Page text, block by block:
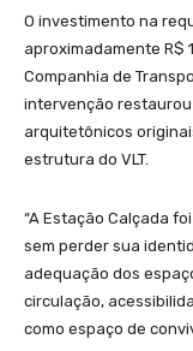
O investimento na
aproximadamente R$
Companhia de
intervenção
arquitetônicos
estrutura do VLT.
“A Estação Calçada
sem perder sua
adequação dos
circulação,
como espaço de